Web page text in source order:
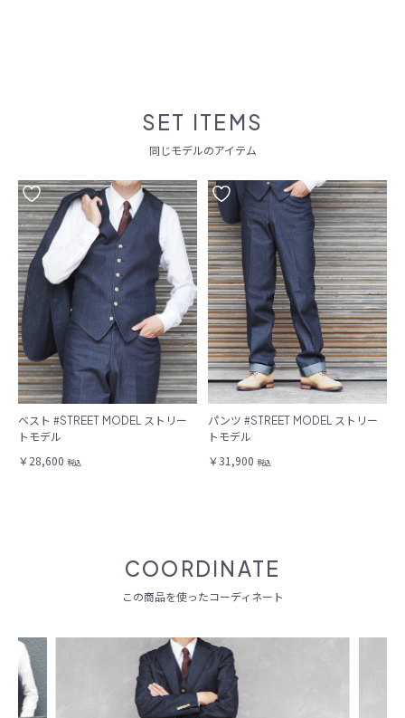
SET ITEMS
同じモデルのアイテム
ベスト #STREET MODEL ストリー
トモデル
￥28,600 税込
パンツ #STREET MODEL ストリー
トモデル
￥31,900 税込
COORDINATE
この商品を使ったコーディネート